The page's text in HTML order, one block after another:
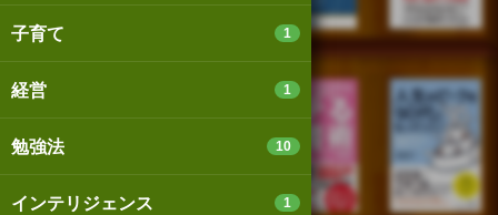
子育て 1
経営 1
勉強法 10
インテリジェンス 1